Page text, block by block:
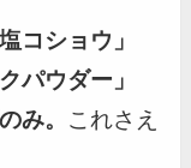
コショウ」
パウダー」
み。 これさえ